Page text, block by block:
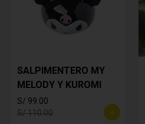
SALPIMENTERO MY
MELODY Y KUROMI
S/ 99.00
S/ 110.00